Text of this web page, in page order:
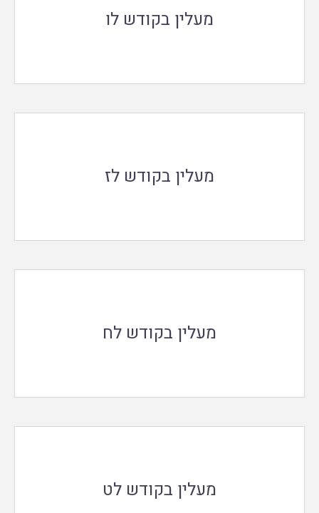
מעלין בקודש לו
מעלין בקודש לז
מעלין בקודש לח
מעלין בקודש לט